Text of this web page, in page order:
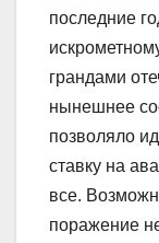
последние
грандами
нынешнее
позволяло
ставку на
все.
поражение